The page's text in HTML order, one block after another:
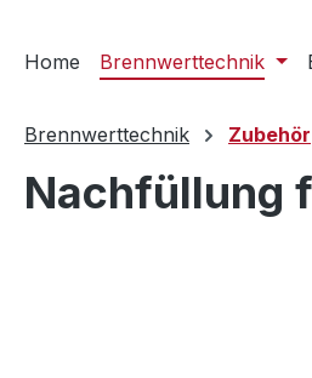
Home Brennwerttechnik
Brennwerttechnik Zubehör
Nachfüllung